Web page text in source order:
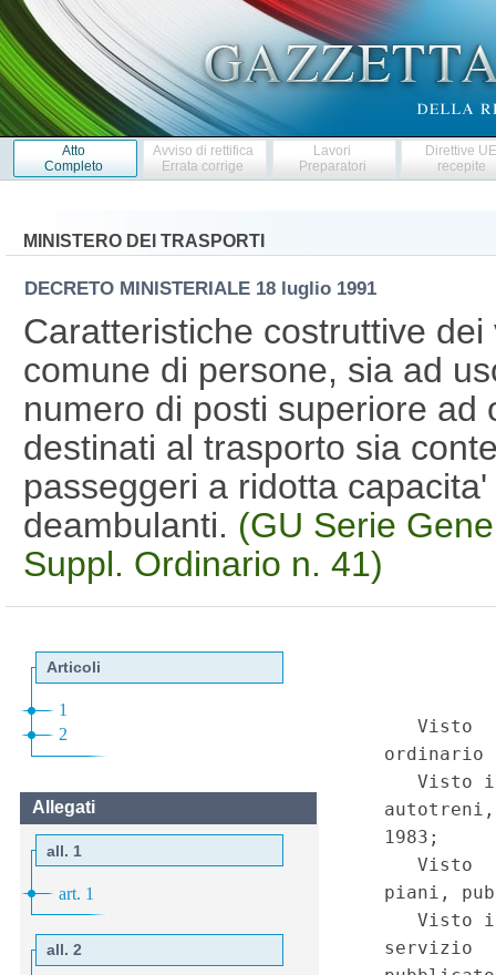
Atto
Completo
Avviso di rettifica
Errata corrige
Lavori
Preparatori
Direttive
recepite
MINISTERO DEI TRASPORTI
DECRETO MINISTERIALE 18 luglio 1991
Caratteristiche costruttive
comune di persone, sia ad
numero di posti superiore ad
destinati al trasporto sia
passeggeri a ridotta
deambulanti. (GU Serie
Suppl. Ordinario n. 41)